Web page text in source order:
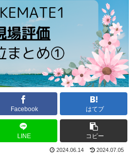
Facebook はてブ
LINE コピー
2024.06.14 2024.07.05